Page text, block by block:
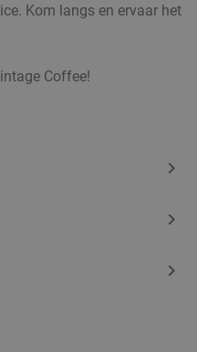
Kom langs en ervaar het
Coffee!